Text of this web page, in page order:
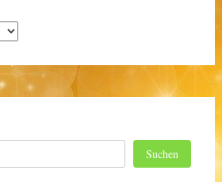
Suchen